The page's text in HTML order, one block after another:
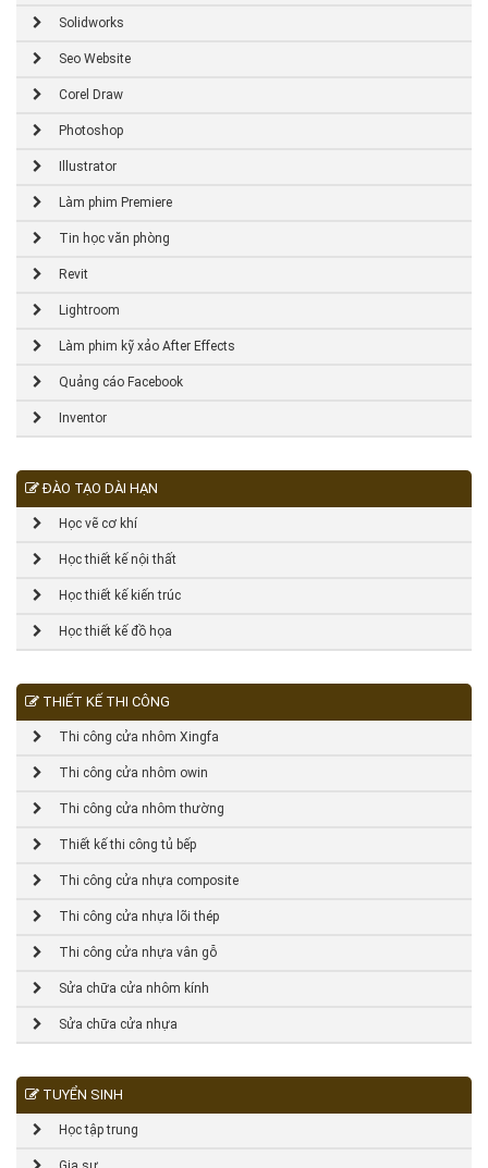
Solidworks
Seo Website
Corel Draw
Photoshop
Illustrator
Làm phim Premiere
Tin học văn phòng
Revit
Lightroom
Làm phim kỹ xảo After Effects
Quảng cáo Facebook
Inventor
ĐÀO TẠO DÀI HẠN
Học vẽ cơ khí
Học thiết kế nội thất
Học thiết kế kiến trúc
Học thiết kế đồ họa
THIẾT KẾ THI CÔNG
Thi công cửa nhôm Xingfa
Thi công cửa nhôm owin
Thi công cửa nhôm thường
Thiết kế thi công tủ bếp
Thi công cửa nhựa composite
Thi công cửa nhựa lõi thép
Thi công cửa nhựa vân gỗ
Sửa chữa cửa nhôm kính
Sửa chữa cửa nhựa
TUYỂN SINH
Học tập trung